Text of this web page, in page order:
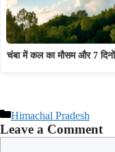
चंबा में कल का मौसम और 7
Categories
Himachal Pradesh
Leave a Comment